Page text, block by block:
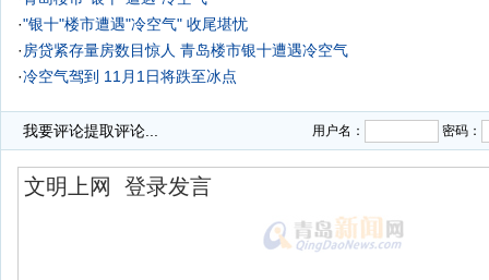
·"银十"楼市遭遇"冷空气" 收尾堪忧
· 房贷紧存量房数目惊人 青岛楼市银十遭遇冷空气
·冷空气驾到 11月1日将跌至冰点
我要评论提取评论... 用户名： 密码：